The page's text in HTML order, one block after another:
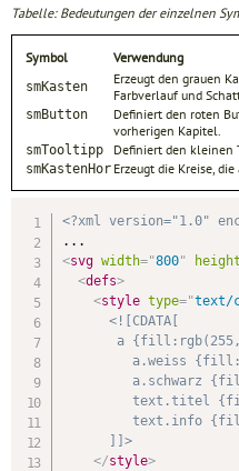
Tabelle: Bedeutungen der einzelnen
Symbol Verwendung
smKasten
Erzeugt den grauen
Farbverlauf und
smButton
Definiert den roten
vorherigen Kapitel.
smTooltipp Definiert den kleinen
smKastenHor Erzeugt die Kreise,
<?xml version="1.0"
<svg width="800"
<defs>
<style type="text/
<![CDATA[
a
a.weiss
a.schwarz
text.titel
text.info
      ]]>
</style>